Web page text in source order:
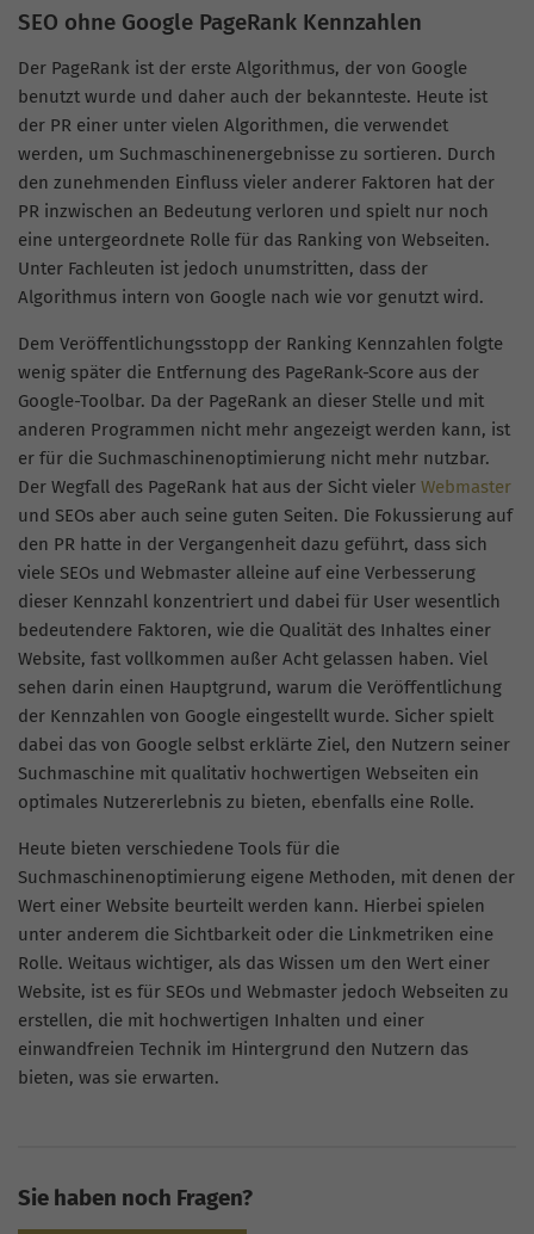
SEO ohne Google PageRank Kennzahlen
Der PageRank ist der erste Algorithmus, der von Google
benutzt wurde und daher auch der bekannteste. Heute ist
der PR einer unter vielen Algorithmen, die verwendet
werden, um Suchmaschinenergebnisse zu sortieren. Durch
den zunehmenden Einfluss vieler anderer Faktoren hat der
PR inzwischen an Bedeutung verloren und spielt nur noch
eine untergeordnete Rolle für das Ranking von Webseiten.
Unter Fachleuten ist jedoch unumstritten, dass der
Algorithmus intern von Google nach wie vor genutzt wird.
Dem Veröffentlichungsstopp der Ranking Kennzahlen folgte
wenig später die Entfernung des PageRank-Score aus der
Google-Toolbar. Da der PageRank an dieser Stelle und mit
anderen Programmen nicht mehr angezeigt werden kann, ist
er für die Suchmaschinenoptimierung nicht mehr nutzbar.
Der Wegfall des PageRank hat aus der Sicht vieler Webmaster
und SEOs aber auch seine guten Seiten. Die Fokussierung auf
den PR hatte in der Vergangenheit dazu geführt, dass sich
viele SEOs und Webmaster alleine auf eine Verbesserung
dieser Kennzahl konzentriert und dabei für User wesentlich
bedeutendere Faktoren, wie die Qualität des Inhaltes einer
Website, fast vollkommen außer Acht gelassen haben. Viel
sehen darin einen Hauptgrund, warum die Veröffentlichung
der Kennzahlen von Google eingestellt wurde. Sicher spielt
dabei das von Google selbst erklärte Ziel, den Nutzern seiner
Suchmaschine mit qualitativ hochwertigen Webseiten ein
optimales Nutzererlebnis zu bieten, ebenfalls eine Rolle.
Heute bieten verschiedene Tools für die
Suchmaschinenoptimierung eigene Methoden, mit denen der
Wert einer Website beurteilt werden kann. Hierbei spielen
unter anderem die Sichtbarkeit oder die Linkmetriken eine
Rolle. Weitaus wichtiger, als das Wissen um den Wert einer
Website, ist es für SEOs und Webmaster jedoch Webseiten zu
erstellen, die mit hochwertigen Inhalten und einer
einwandfreien Technik im Hintergrund den Nutzern das
bieten, was sie erwarten.
Sie haben noch Fragen?